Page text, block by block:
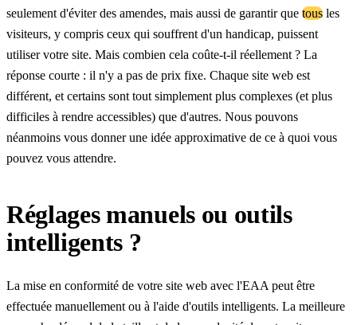
seulement d'éviter des amendes, mais aussi de garantir que tous les
visiteurs, y compris ceux qui souffrent d'un handicap, puissent
utiliser votre site. Mais combien cela coûte-t-il réellement ? La
réponse courte : il n'y a pas de prix fixe. Chaque site web est
différent, et certains sont tout simplement plus complexes (et plus
difficiles à rendre accessibles) que d'autres. Nous pouvons
néanmoins vous donner une idée approximative de ce à quoi vous
pouvez vous attendre.
Réglages manuels ou outils
intelligents ?
La mise en conformité de votre site web avec l'EAA peut être
effectuée manuellement ou à l'aide d'outils intelligents. La meilleure